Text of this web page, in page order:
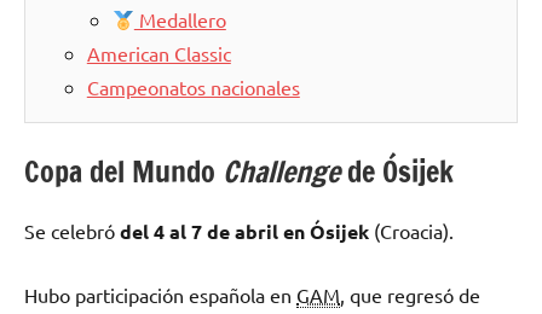
Medallero
American Classic
Campeonatos nacionales
Copa del Mundo Challengede Ósijek
Se celebró del 4 al 7 de abril en Ósijek (Croacia).
Hubo participación española en GAM, que regresó de